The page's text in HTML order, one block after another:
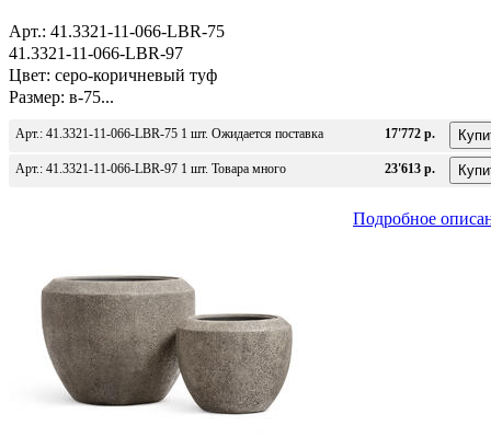
Арт.: 41.3321-11-066-LBR-75
41.3321-11-066-LBR-97
Цвет: серо-коричневый туф
Размер: в-75...
Арт.: 41.3321-11-066-LBR-75 1 шт. Ожидается поставка 17'772 р.
Арт.: 41.3321-11-066-LBR-97 1 шт. Товара много 23'613 р.
Подробное